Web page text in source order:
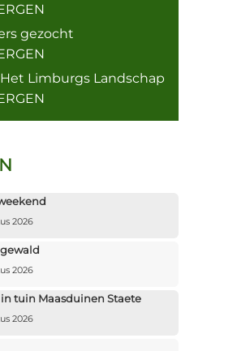
gezocht
Limburgs Landschap
2026
2026
tuin Maasduinen Staete
2026